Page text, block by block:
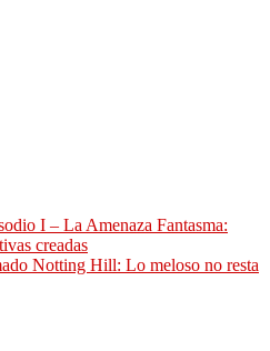
I – La Amenaza Fantasma:
creadas
Notting Hill: Lo meloso no resta